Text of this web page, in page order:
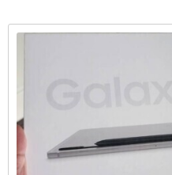
ลูกค้าต้องการจำนำ ดังนี้: รับจำนำ โ
Samsung, Huawei, Oppo ฯลฯ) รั
แล็ปท็อป รับจำนำ แท็บเล็ต / iPad รับจ
ไฟฟ้าภายในบ้าน รับจำนำ กล้องถ่
รับจำนำ ของสะสม / ของมีค่าอื่น ๆ บ
สภาพสินค้า รุ่น ยี่ห้อ อายุการใช้งาน เ
ความปลอดภัย และการดูแล ระบบกล้
/ ตู้นิรภัย พนักงานผ่านการฝึกอบรม
บันทึกข้อมูลลูกค้าเป็นความลับ คำแนะ
เอกสารสัญญาอย่างดี อย่าเสียบแบต
จำนำพลัส ให้บริการรับจำนำสินค้าทุก
ทันที ไม่รอนาน รับจำนำจุฬาลงกรณ์
นาน จำนำพลัส JumnumPlus.com
กรุงเทพฯ โทรศัพท์ มือถือ โน้ตบุ๊ก เครื่
ทำไมเลือก รับจำนำพลัส
รับจำนำพลัส ให้บริการรับจำนำสินค้า
เป็น โทรศัพท์มือถือ โน้ตบุ๊ก เครื่องใช้
พร้อมประเมินราคาอย่างเป็นธรรม ให้
ไม่กี่นาที เรามีมาตรฐานการให้บริการที่